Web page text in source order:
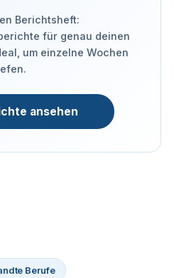
Berichtsheft:
für genau deinen
um einzelne Wochen
ansehen
Berufe